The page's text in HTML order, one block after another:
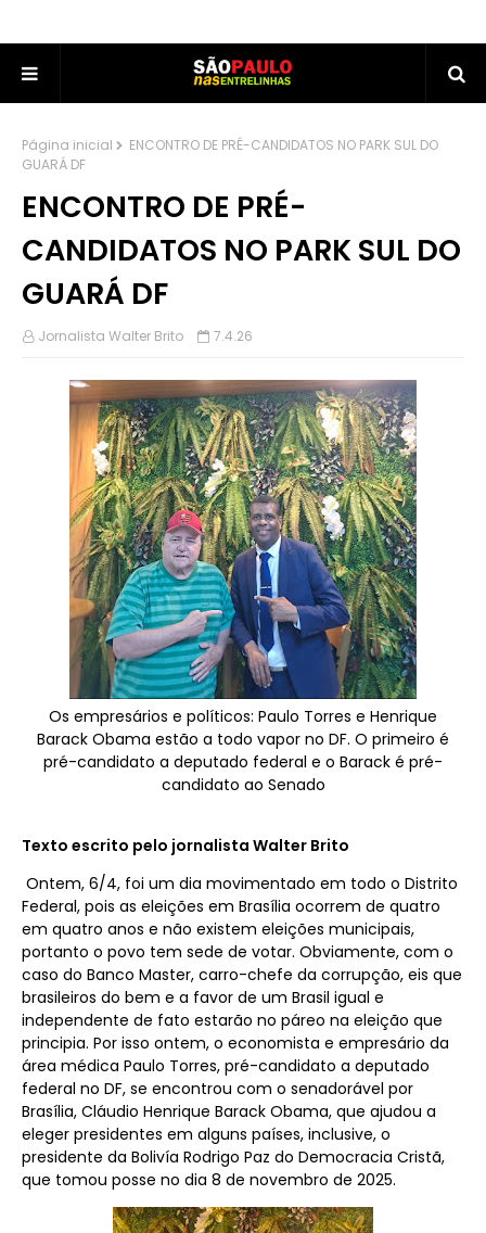
Página inicial
ENCONTRO DE PRÉ-CANDIDATOS NO PARK SUL DO
GUARÁ DF
ENCONTRO DE PRÉ-
CANDIDATOS NO PARK SUL DO
GUARÁ DF
Jornalista Walter Brito 7.4.26
Os empresários e políticos: Paulo Torres e Henrique
Barack Obama estão a todo vapor no DF. O primeiro é
pré-candidato a deputado federal e o Barack é pré-
candidato ao Senado
Texto escrito pelo jornalista Walter Brito
Ontem, 6/4, foi um dia movimentado em todo o Distrito
Federal, pois as eleições em Brasília ocorrem de quatro
em quatro anos e não existem eleições municipais,
portanto o povo tem sede de votar. Obviamente, com o
caso do Banco Master, carro-chefe da corrupção, eis que
brasileiros do bem e a favor de um Brasil igual e
independente de fato estarão no páreo na eleição que
principia. Por isso ontem, o economista e empresário da
área médica Paulo Torres, pré-candidato a deputado
federal no DF, se encontrou com o senadorável por
Brasília, Cláudio Henrique Barack Obama, que ajudou a
eleger presidentes em alguns países, inclusive, o
presidente da Bolivía Rodrigo Paz do Democracia Cristã,
que tomou posse no dia 8 de novembro de 2025.